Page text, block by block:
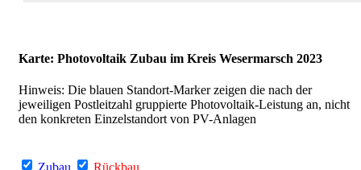
Karte: Photovoltaik Zubau im Kreis Wesermarsch 2023
Hinweis: Die blauen Standort-Marker zeigen die nach der
jeweiligen Postleitzahl gruppierte Photovoltaik-Leistung an, nicht
den konkreten Einzelstandort von PV-Anlagen